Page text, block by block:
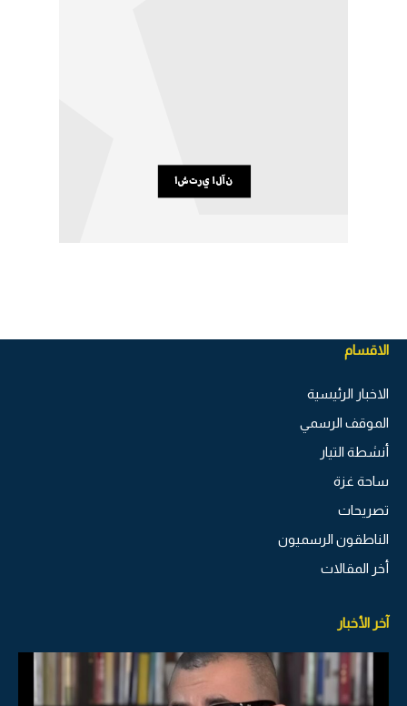
الاقسام
الاخبار الرئيسية
الموقف الرسمي
أنشطة التيار
ساحة غزة
تصريحات
الناطقون الرسميون
أخر المقالات
آخر الأخبار